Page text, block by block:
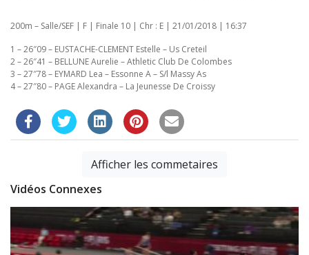
200m – Salle/SEF | F | Finale 10 | Chr : E | 21/01/2018 | 16:37
1 – 26″09 – EUSTACHE-CLEMENT Estelle – Us Creteil
2 – 26″41 – BELLUNE Aurelie – Athletic Club De Colombes
3 – 27″78 – EYMARD Lea – Essonne A – S/l Massy As
4 – 27″80 – PAGE Alexandra – La Jeunesse De Croissy
Afficher les commetaires
Vidéos Connexes